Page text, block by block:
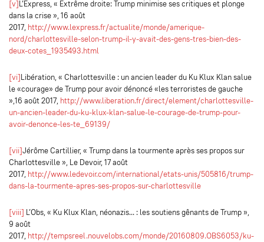
[v]L’Express, « Extrême droite: Trump minimise ses critiques et plonge
dans la crise », 16 août
2017, http://www.lexpress.fr/actualite/monde/amerique-
nord/charlottesville-selon-trump-il-y-avait-des-gens-tres-bien-des-
deux-cotes_1935493.html
[vi]Libération, « Charlottesville : un ancien leader du Ku Klux Klan salue
le «courage» de Trump pour avoir dénoncé «les terroristes de gauche
»,16 août 2017, http://www.liberation.fr/direct/element/charlottesville-
un-ancien-leader-du-ku-klux-klan-salue-le-courage-de-trump-pour-
avoir-denonce-les-te_69139/
[vii]Jérôme Cartillier, « Trump dans la tourmente après ses propos sur
Charlottesville », Le Devoir, 17 août
2017, http://www.ledevoir.com/international/etats-unis/505816/trump-
dans-la-tourmente-apres-ses-propos-sur-charlottesville
[viii] L’Obs, « Ku Klux Klan, néonazis... : les soutiens gênants de Trump »,
9 août
2017, http://tempsreel.nouvelobs.com/monde/20160809.OBS6053/ku-